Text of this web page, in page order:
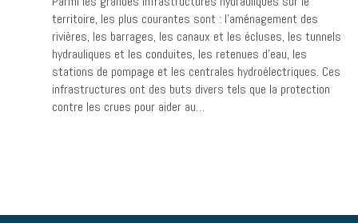
territoire, les plus courantes sont : l’aménagement des
rivières, les barrages, les canaux et les écluses, les tunnels
hydrauliques et les conduites, les retenues d’eau, les
stations de pompage et les centrales hydroélectriques. Ces
infrastructures ont des buts divers tels que la protection
contre les crues pour aider au…